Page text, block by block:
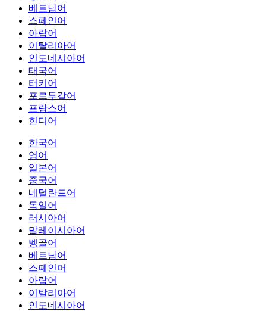
베트남어
스페인어
아랍어
이탈리아어
인도네시아어
태국어
터키어
포르투갈어
프랑스어
힌디어
한국어
영어
일본어
중국어
네덜란드어
독일어
러시아어
말레이시아어
벵골어
베트남어
스페인어
아랍어
이탈리아어
인도네시아어